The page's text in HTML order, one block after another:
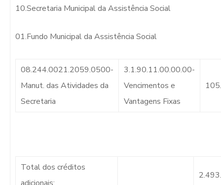
10.Secretaria Municipal da Assistência Social
01.Fundo Municipal da Assistência Social
08.244.0021.2059.0500-
Manut. das Atividades da
Secretaria
3.1.90.11.00.00.00-
Vencimentos e
Vantagens Fixas
Total dos créditos
adicionais: